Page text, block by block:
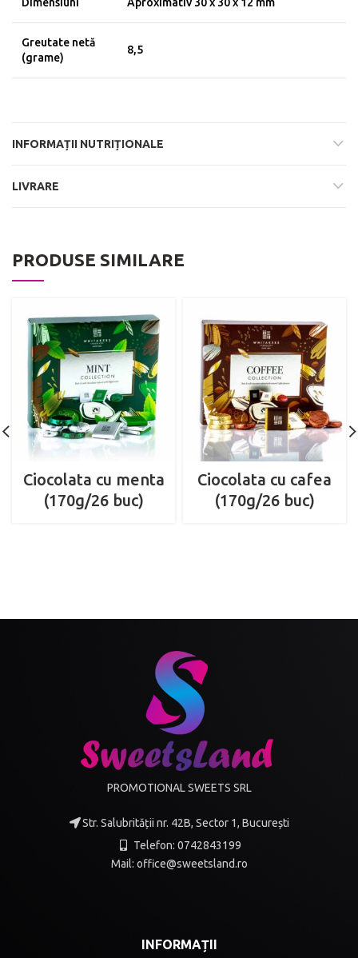
Dimensiuni Aproximativ 30 x 30 x 12 mm
Greutate netă
(grame)
8,5
INFORMAȚII NUTRIȚIONALE
LIVRARE
PRODUSE SIMILARE
Ciocolata cu menta
(170g/26 buc)
Ciocolata cu cafea
(170g/26 buc)
PROMOTIONAL SWEETS SRL
Str. Salubrității nr. 42B, Sector 1, București
Telefon: 0742843199
Mail: office@sweetsland.ro
INFORMAȚII